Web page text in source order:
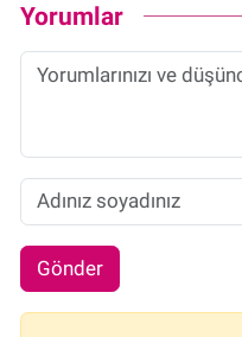
Yorumlar
Gönder